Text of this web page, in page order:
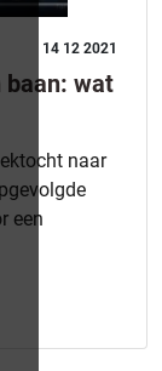
14 12 2021
baan: wat
naar
een